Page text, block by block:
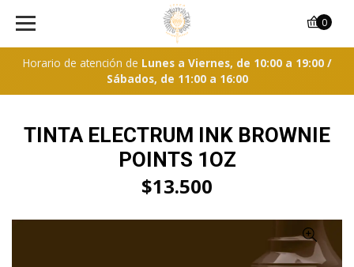
Horario de atención de Lunes a Viernes, de 10:00 a 19:00 /
Sábados, de 11:00 a 16:00
0
TINTA ELECTRUM INK BROWNIE
POINTS 1OZ
$13.500